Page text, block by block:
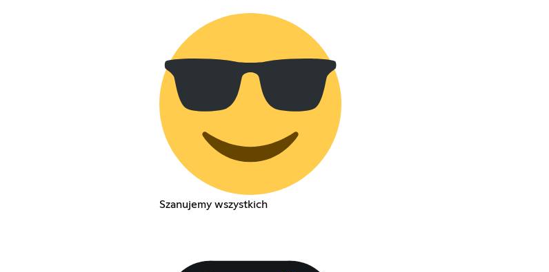
Szanujemy wszystkich